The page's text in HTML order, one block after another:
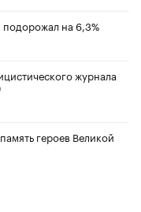
на 6,3%
журнала
героев Великой